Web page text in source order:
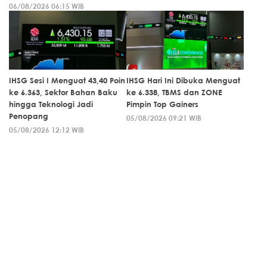
06/08/2026 06:15 WIB
IHSG Sesi I Menguat 43,40 Poin
ke 6.363, Sektor Bahan Baku
hingga Teknologi Jadi
Penopang
05/08/2026 12:12 WIB
IHSG Hari Ini Dibuka Menguat
ke 6.338, TBMS dan ZONE
Pimpin Top Gainers
05/08/2026 09:21 WIB